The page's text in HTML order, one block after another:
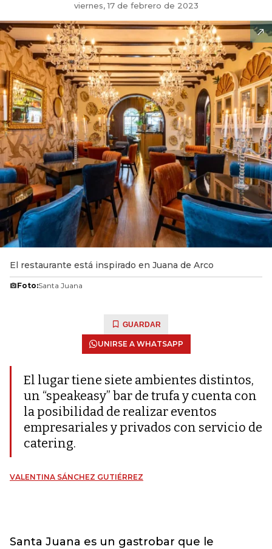
viernes, 17 de febrero de 2023
El restaurante está inspirado en Juana de Arco
Foto:Santa Juana
GUARDAR
UNIRSE A WHATSAPP
El lugar tiene siete ambientes distintos,
un “speakeasy” bar de trufa y cuenta con
la posibilidad de realizar eventos
empresariales y privados con servicio de
catering.
VALENTINA SÁNCHEZ GUTIÉRREZ
Santa Juana es un gastrobar que le